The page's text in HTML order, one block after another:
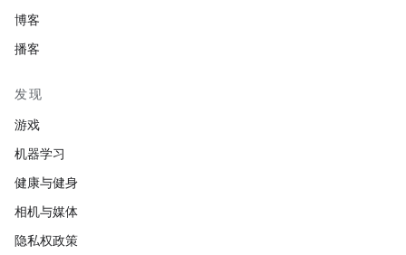
博客
播客
发现
游戏
机器学习
健康与健身
相机与媒体
隐私权政策